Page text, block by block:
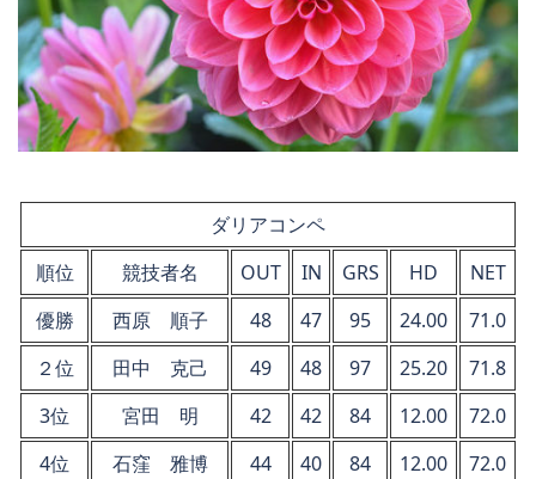
ダリアコンペ
順位
競技者名 OUT IN GRS HD
NET
優勝
西原 順子 48 47 95 24.00
71.0
２位
田中 克己 49 48 97 25.20
71.8
3位
宮田 明 42 42 84 12.00
72.0
4位
石窪 雅博 44 40 84 12.00
72.0